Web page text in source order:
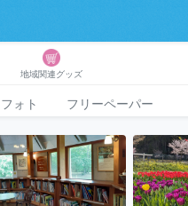
地域関連グッズ
ォト フリーペーパー